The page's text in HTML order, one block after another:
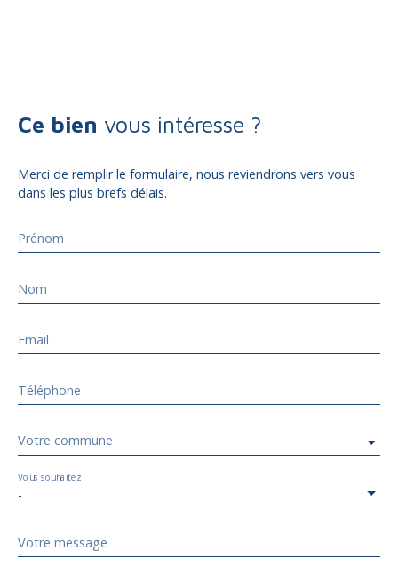
Ce bien vous intéresse ?
Merci de remplir le formulaire, nous reviendrons vers vous
dans les plus brefs délais.
Prénom
Nom
Email
Téléphone
Votre commune
-
Vous souhaitez
Votre message